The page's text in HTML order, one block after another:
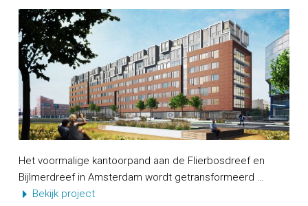
Het voormalige kantoorpand aan de Flierbosdreef en
Bijlmerdreef in Amsterdam wordt getransformeerd …
Bekijk project